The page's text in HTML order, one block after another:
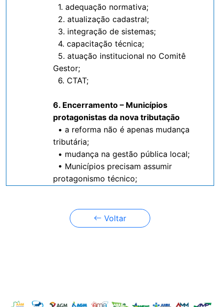
1. adequação normativa;
2. atualização cadastral;
3. integração de sistemas;
4. capacitação técnica;
5. atuação institucional no Comitê
Gestor;
6. CTAT;
6. Encerramento – Municípios
protagonistas da nova tributação
• a reforma não é apenas mudança
tributária;
• mudança na gestão pública local;
• Municípios precisam assumir
protagonismo técnico;
Voltar